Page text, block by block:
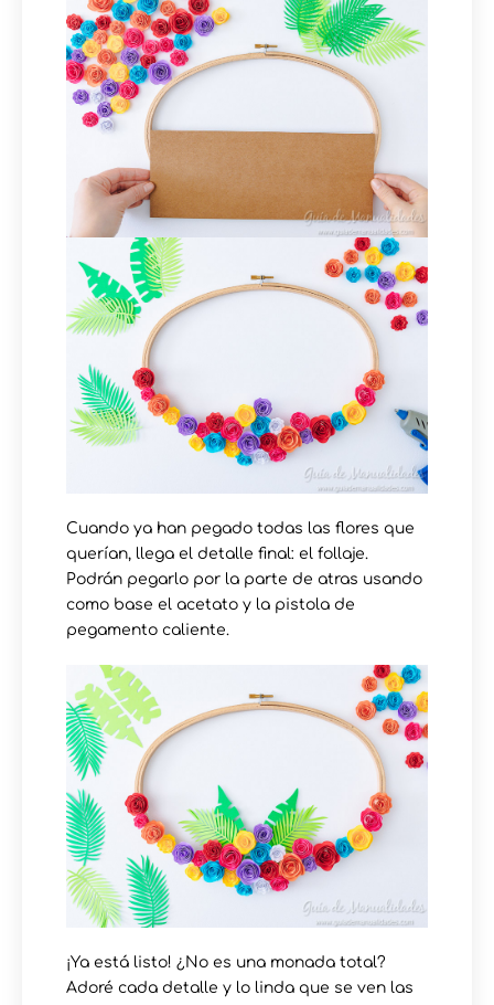
Cuando ya han pegado todas las flores que
querían, llega el detalle final: el follaje.
Podrán pegarlo por la parte de atras usando
como base el acetato y la pistola de
pegamento caliente.
¡Ya está listo! ¿No es una monada total?
Adoré cada detalle y lo linda que se ven las